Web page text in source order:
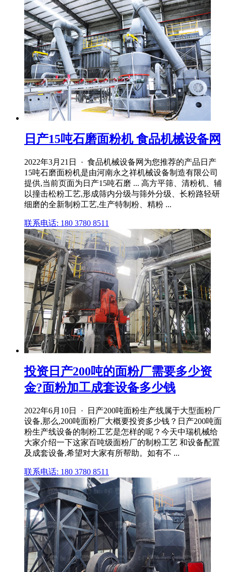
日产15吨石磨面粉机 食品机械设备网
2022年3月21日 · 食品机械设备网为您推荐的产品日产
15吨石磨面粉机是由河南永之祥机械设备制造有限公司
提供,当前页面为日产15吨石磨 ... 高方平筛、清粉机、辅
以撞击松粉工艺,形成筛内分级与筛外分级、长粉路轻研
细磨的全新制粉工艺,生产特制粉、精粉 ...
联系电话: 180 3780 8511
投资日产200吨的面粉厂需要多少资
金?面粉加工成套设备多少钱
2022年6月10日 · 日产200吨面粉生产线属于大型面粉厂
设备,那么,200吨面粉厂大概要投资多少钱？日产200吨面
粉生产线设备的制粉工艺是怎样的呢？今天中瑞机械给
大家介绍一下这家百吨级面粉厂的制粉工艺 和设备配置
及成套设备,希望对大家有所帮助。如有不 ...
联系电话: 180 3780 8511